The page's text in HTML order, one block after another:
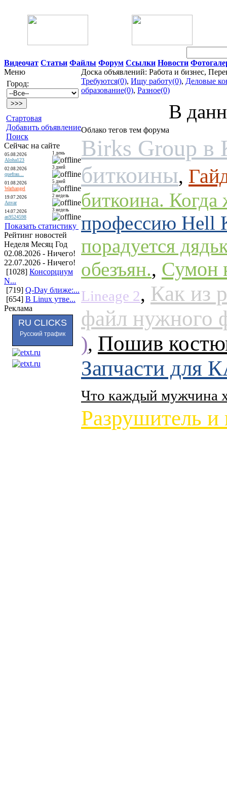
Видеочат Статьи Файлы Форум Ссылки Новости
Меню
Город:
Стартовая
Добавить объявление
Поиск
Сейчас на сайте
05.08.2026
Aloha123
1 день
02.08.2026
quefrau...
3 дней
01.08.2026
Warhangel
5 дней
19.07.2026
Anvar
2 недель
14.07.2026
as9524598
3 недель
Показать статистику
Рейтинг новостей
Неделя Месяц Год
02.08.2026 - Ничего!
22.07.2026 - Ничего!
[1028] Консорциум
N...
[719] Q-Day ближе:...
[654] В Linux утве...
Реклама
RU CLICKS
Русский трафик
Доска объявлений: Работа и бизнес,
Требуются(0), Ищу работу(0), Деловые
образование(0), Разное(0)
В
Облако тегов тем форума
Birks Group в
биткоины,
биткоина. Когда
профессию Hell
порадуется
обезъян., Сумон
Lineage 2, Как из
файл нужного
), Пошив
Запчасти для
Что каждый мужчина
Разрушитель